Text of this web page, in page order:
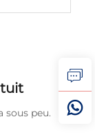
sous peu.